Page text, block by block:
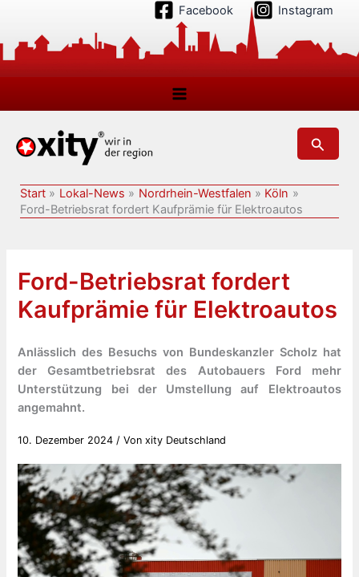
springen
Facebook Instagram
Suchen
Start Lokal-News Nordrhein-Westfalen
Köln
Ford-Betriebsrat fordert Kaufprämie für Elektroautos
Ford-Betriebsrat fordert
Kaufprämie für Elektroautos
Anlässlich des Besuchs von Bundeskanzler Scholz hat
der Gesamtbetriebsrat des Autobauers Ford mehr
Unterstützung bei der Umstellung auf Elektroautos
angemahnt.
10. Dezember 2024 / Vonxity Deutschland